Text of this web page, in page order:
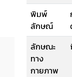
พิมพ์
ลักษณ์
ลักษณะ
ทาง
กายภาพ